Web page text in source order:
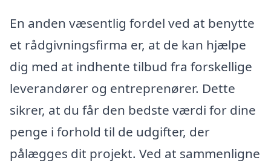
En anden væsentlig fordel ved at benytte
et rådgivningsfirma er, at de kan hjælpe
dig med at indhente tilbud fra forskellige
leverandører og entreprenører. Dette
sikrer, at du får den bedste værdi for dine
penge i forhold til de udgifter, der
pålægges dit projekt. Ved at sammenligne